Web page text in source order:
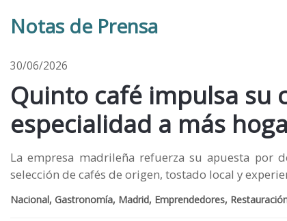
Notas de Prensa
30/06/2026
Quinto café impulsa su
especialidad a más
La empresa madrileña refuerza su apuesta por
selección de cafés de origen, tostado local y
Nacional, Gastronomía, Madrid, Emprendedores,